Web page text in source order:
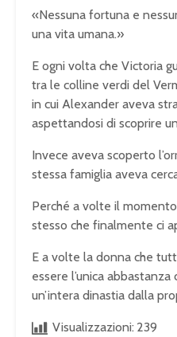
«Nessuna fortuna e
una vita umana.»
E ogni volta che Victoria
tra le colline verdi del
in cui Alexander aveva
aspettandosi di scoprire
Invece aveva scoperto
stessa famiglia aveva
Perché a volte il
stesso che finalmente ci
E a volte la donna che
essere l’unica abbastanza
un’intera dinastia dalla
Visualizzazioni: 239